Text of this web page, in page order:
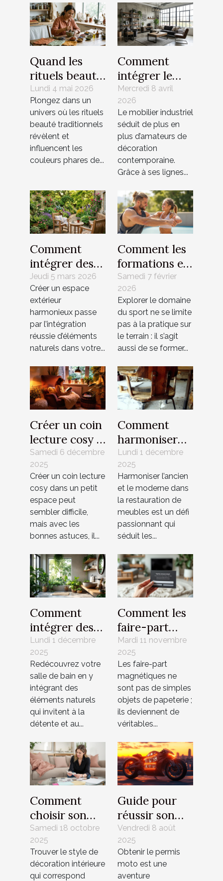
Quand les
rituels beauté
traditionnels
dictent les
couleurs de la
saison
Lundi 4 mai 2026
Plongez dans un
univers où les rituels
beauté traditionnels
révèlent et
influencent les
couleurs phares de...
Comment
intégrer le
mobilier
industriel
dans un
intérieur
moderne ?
Mercredi 8 avril
2026
Le mobilier industriel
séduit de plus en
plus d’amateurs de
décoration
contemporaine.
Grâce à ses lignes...
Comment
intégrer des
éléments
naturels dans
votre mobilier
de jardin ?
Jeudi 5 mars 2026
Créer un espace
extérieur
harmonieux passe
par l’intégration
réussie d’éléments
naturels dans votre...
Comment les
formations en
alternance
façonnent-
elles les futurs
professionnels
du sport ?
Samedi 7 février
2026
Explorer le domaine
du sport ne se limite
pas à la pratique sur
le terrain : il s’agit
aussi de se former...
Créer un coin
lecture cosy :
conseils pour
petits espaces
Samedi 6 décembre
2025
Créer un coin lecture
cosy dans un petit
espace peut
sembler difficile,
mais avec les
bonnes astuces, il...
Comment
harmoniser
ancien et
moderne dans
la
restauration
de meubles ?
Lundi 1 décembre
2025
Harmoniser l’ancien
et le moderne dans
la restauration de
meubles est un défi
passionnant qui
séduit les...
Comment
intégrer des
éléments
naturels pour
revitaliser
votre salle de
bain ?
Lundi 1 décembre
2025
Redécouvrez votre
salle de bain en y
intégrant des
éléments naturels
qui invitent à la
détente et au...
Comment les
faire-part
magnétiques
renforcent les
liens familiaux
?
Mardi 11 novembre
2025
Les faire-part
magnétiques ne
sont pas de simples
objets de papeterie ;
ils deviennent de
véritables...
Comment
choisir son
style de
décoration
intérieure
idéal ?
Samedi 18 octobre
2025
Trouver le style de
décoration intérieure
qui correspond
Guide pour
réussir son
permis moto :
étapes et
conseils
Vendredi 8 août
2025
Obtenir le permis
moto est une
aventure